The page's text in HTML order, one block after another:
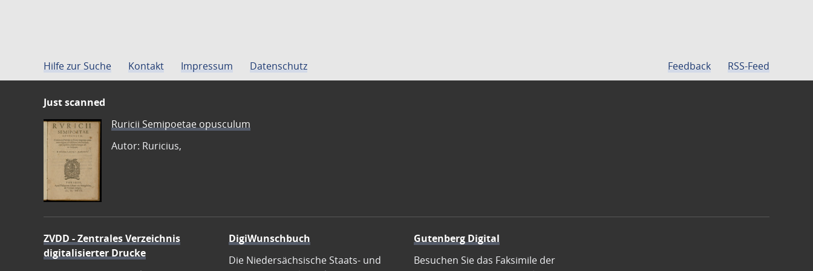
Hilfe zur Suche Kontakt Impressum Datenschutz Feedback RSS-Feed
Just scanned
Ruricii Semipoetae opusculum
Autor: Ruricius,
ZVDD - Zentrales Verzeichnis
digitalisierter Drucke
DigiWunschbuch
Die Niedersächsische Staats- und
Gutenberg Digital
Besuchen Sie das Faksimile der